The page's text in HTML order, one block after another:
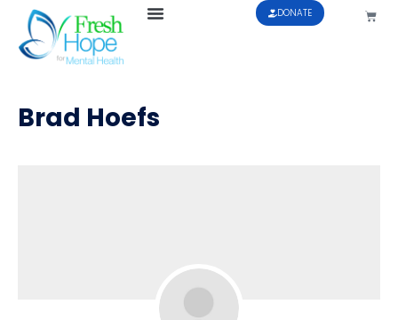
DONATE
Brad Hoefs